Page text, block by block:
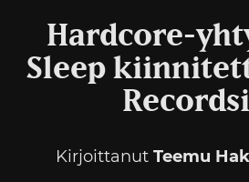
Hardcore-
Sleep
Kirjoittanut Teemu